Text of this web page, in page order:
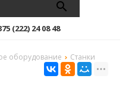
(222) 24 08 48
оборудование Станки